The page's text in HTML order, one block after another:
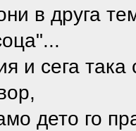
в друга
и сега
дето го